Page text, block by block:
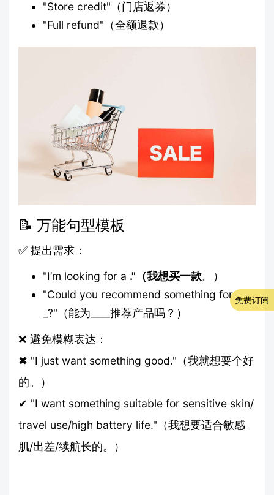
"Store credit"（门店返券）
"Full refund"（全额退款）
📝 万能句型模板
✅ 提出需求：
"I’m looking for a ."（我想买一款。）
"Could you recommend something for ___
_?"（能为____推荐产品吗？）
❌ 避免模糊表达：
✖ "I just want something good."（我就想要个好
的。）
✔ "I want something suitable for sensitive skin/
travel use/high battery life."（我想要适合敏感
肌/出差/续航长的。）
免费订阅